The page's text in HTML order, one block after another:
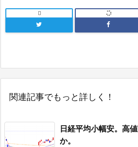

関連記事でもっと詳しく！
日経平均小幅安。高
か。